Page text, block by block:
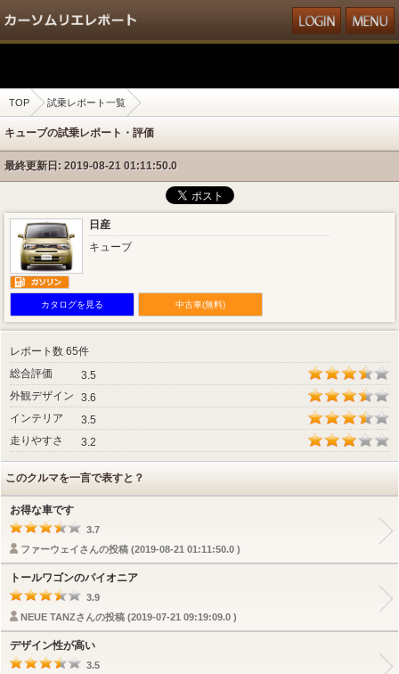
TOP 試乗レポート一覧
キューブの試乗レポート・評価
最終更新日: 2019-08-21 01:11:50.0
日産
キューブ
カタログを見る 中古車(無料)
レポート数 65件
総合評価
3.5
外観デザイン
3.6
インテリア
3.5
走りやすさ
3.2
このクルマを一言で表すと？
お得な車です
3.7
ファーウェイさんの投稿 (2019-08-21 01:11:50.0 )
トールワゴンのパイオニア
3.9
NEUE TANZさんの投稿 (2019-07-21 09:19:09.0 )
デザイン性が高い
3.5